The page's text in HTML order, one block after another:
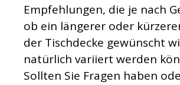
Empfehlungen, die je nach
ob ein längerer oder
der Tischdecke gewünscht
natürlich variiert werden
Sollten Sie Fragen haben